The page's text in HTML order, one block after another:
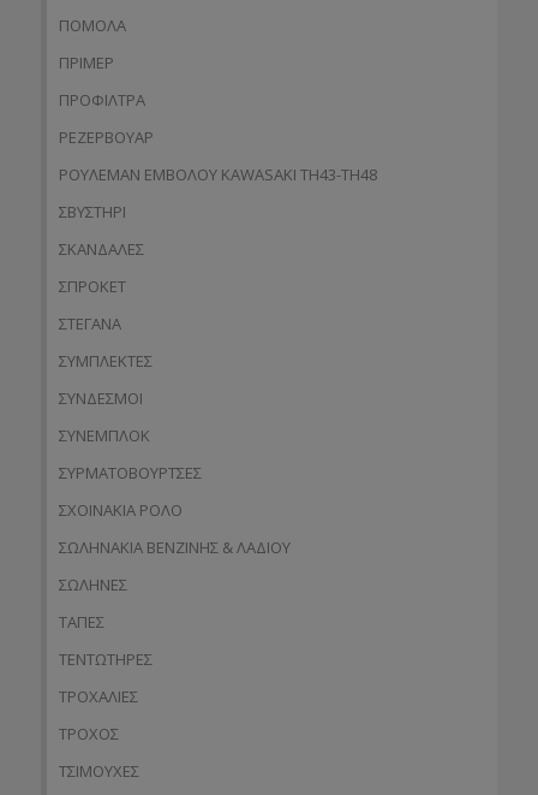
ΠΟΜΟΛΑ
ΠΡΙΜΕΡ
ΠΡΟΦΙΛΤΡΑ
ΡΕΖΕΡΒΟΥΑΡ
ΡΟΥΛΕΜΑΝ ΕΜΒΟΛΟΥ KAWASAKI TH43-TH48
ΣΒΥΣΤΗΡΙ
ΣΚΑΝΔΑΛΕΣ
ΣΠΡΟΚΕΤ
ΣΤΕΓΑΝΑ
ΣΥΜΠΛΕΚΤΕΣ
ΣΥΝΔΕΣΜΟΙ
ΣΥΝΕΜΠΛΟΚ
ΣΥΡΜΑΤΟΒΟΥΡΤΣΕΣ
ΣΧΟΙΝΑΚΙΑ ΡΟΛΟ
ΣΩΛΗΝΑΚΙΑ ΒΕΝΖΙΝΗΣ & ΛΑΔΙΟΥ
ΣΩΛΗΝΕΣ
ΤΑΠΕΣ
ΤΕΝΤΩΤΗΡΕΣ
ΤΡΟΧΑΛΙΕΣ
ΤΡΟΧΟΣ
ΤΣΙΜΟΥΧΕΣ